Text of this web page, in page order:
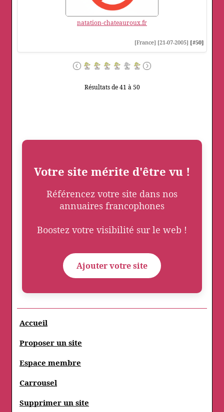
natation-chateauroux.fr
[France] [21-07-2005] [#50]
Résultats de 41 à 50
Votre site mérite d'être vu !
Référencez votre site dans nos
annuaires francophones
Boostez votre visibilité sur le web !
Ajouter votre site
Accueil
Proposer un site
Espace membre
Carrousel
Supprimer un site